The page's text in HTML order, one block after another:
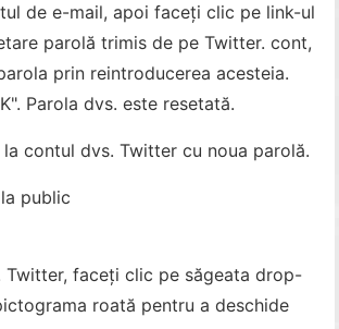
de e-mail, apoi faceți clic pe link-ul
parolă trimis de pe Twitter. cont,
prin reintroducerea acesteia.
Parola dvs. este resetată.
contul dvs. Twitter cu noua parolă.
public
Twitter, faceți clic pe săgeata drop-
roată pentru a deschide